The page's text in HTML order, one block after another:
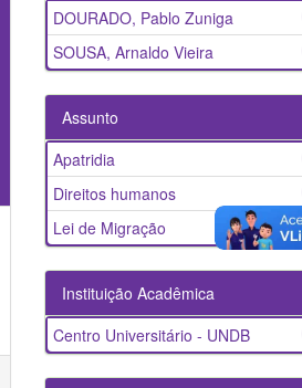
DOURADO, Pablo Zuniga
SOUSA, Arnaldo Vieira
Assunto
Apatridia
Direitos humanos
Lei de Migração
Instituição Acadêmica
Centro Universitário - UNDB